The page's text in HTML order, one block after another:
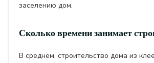
заселению дом.
Сколько времени занимает
В среднем, строительство дома из